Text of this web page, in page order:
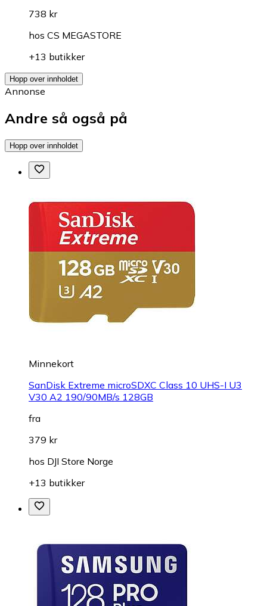
738 kr
hos CS MEGASTORE
+13 butikker
Hopp over innholdet
Annonse
Andre så også på
Hopp over innholdet
Minnekort
SanDisk Extreme microSDXC Class 10 UHS-I U3
V30 A2 190/90MB/s 128GB
fra
379 kr
hos DJI Store Norge
+13 butikker